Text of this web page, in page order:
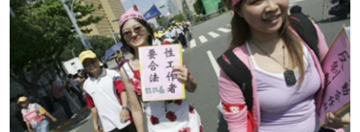
转
转
最新国际新闻
印太
中东
欧洲
非洲
分类新闻
经济·金融·贸易
人权·法律·宗教
科教·文娱·体健
军事
美中关系
热点专题
白宫要闻
国会报道
VOA视频
VOA今日焦点